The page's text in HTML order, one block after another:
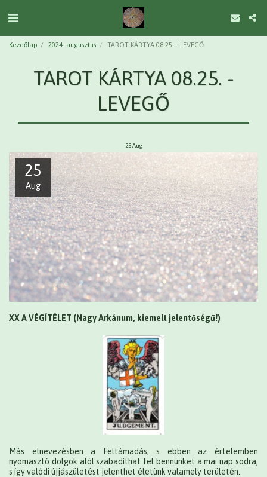
Kezdőlap 2024. augusztus TAROT KÁRTYA 08.25. - LEVEGŐ
TAROT KÁRTYA 08.25. -
LEVEGŐ
25Aug
25
Aug
XX A VÉGÍTÉLET (Nagy Arkánum, kiemelt jelentőségű!)
Más elnevezésben a Feltámadás, s ebben az értelemben
nyomasztó dolgok alól szabadíthat fel bennünket a mai nap sodra,
s így valódi újjászületést jelenthet életünk valamely területén.